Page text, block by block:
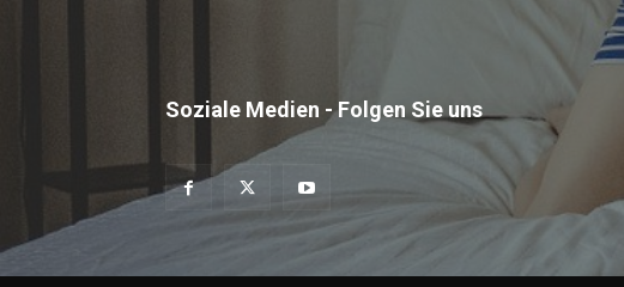
Soziale Medien - Folgen Sie uns